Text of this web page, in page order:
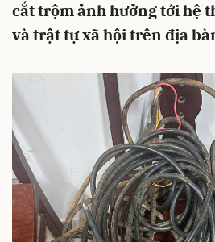
cắt trộm ảnh hưởng tới hệ
và trật tự xã hội trên địa